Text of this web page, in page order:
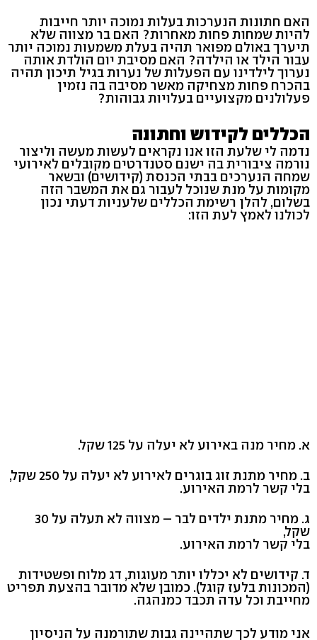
האם חתונות הנערכות בעלות נמוכה יותר חייבות
להיות שמחות פחות מאחרות? האם בר מצווה שלא
תיערך באולם מפואר תהיה בעלת משמעות נמוכה יותר
עבור הילד או הילדה? האם מסיבת יום הולדת אותה
נערוך לילדינו עם הפעלות של נערות בגיל תיכון תהיה
בהכרח פחות מצחיקה מאשר מסיבה בה נזמין
פעלולנים מקצועיים בעלויות גבוהות?
הכללים לקידוש וחתונה
נדמה לי שלעת הזו אנו נקראים לעשות מעשה וליצור
נורמה ציבורית בה ישנם סטנדרטים מקובלים לאירועי
שמחה הנערכים בבתי הכנסת (קידושים) ובשאר
מקומות על מנת שנוכל לעבור גם את המשבר הזה
בשלום, להלן רשימת הכללים שלעניות דעתי נכון
לכולנו לאמץ לעת הזו:
א. מחיר מנה באירוע לא יעלה על 125 שקל.
ב. מחיר מתנת זוג בוגרים לאירוע לא יעלה על 250 שקל,
בלי קשר לרמת האירוע.
ג. מחיר מתנת ילדים לבר – מצווה לא תעלה על 30
שקל,
בלי קשר לרמת האירוע.
ד. קידושים לא יכללו יותר מעוגות, דג מלוח ופשטידות
(המכונות בלעז קוגל). כמובן שלא מדובר בהצעת תפריט
מחייבת וכל עדה תכבד כמנהגה.
אני מודע לכך שתהיינה גבות שתורמנה על הניסיון